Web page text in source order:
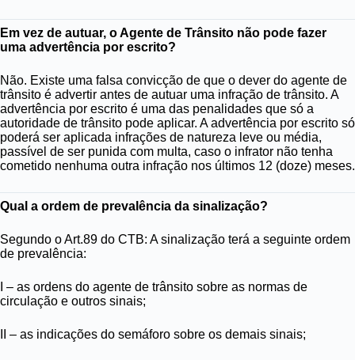
Em vez de autuar, o Agente de Trânsito não pode fazer
uma advertência por escrito?
Não. Existe uma falsa convicção de que o dever do agente de
trânsito é advertir antes de autuar uma infração de trânsito. A
advertência por escrito é uma das penalidades que só a
autoridade de trânsito pode aplicar. A advertência por escrito só
poderá ser aplicada infrações de natureza leve ou média,
passível de ser punida com multa, caso o infrator não tenha
cometido nenhuma outra infração nos últimos 12 (doze) meses.
Qual a ordem de prevalência da sinalização?
Segundo o Art.89 do CTB: A sinalização terá a seguinte ordem
de prevalência:
I – as ordens do agente de trânsito sobre as normas de
circulação e outros sinais;
II – as indicações do semáforo sobre os demais sinais;